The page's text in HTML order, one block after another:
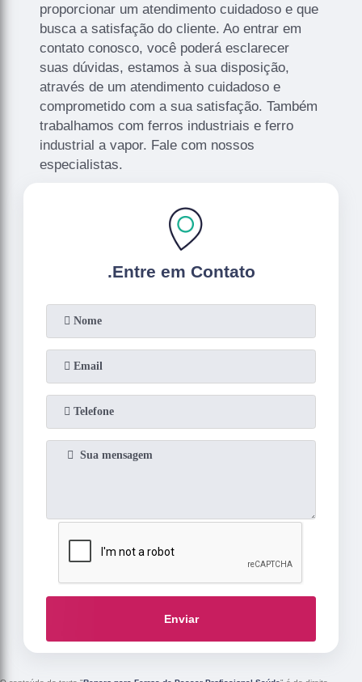
proporcionar um atendimento cuidadoso e que
busca a satisfação do cliente. Ao entrar em
contato conosco, você poderá esclarecer
suas dúvidas, estamos à sua disposição,
através de um atendimento cuidadoso e
comprometido com a sua satisfação. Também
trabalhamos com ferros industriais e ferro
industrial a vapor. Fale com nossos
especialistas.
.Entre em Contato
Enviar